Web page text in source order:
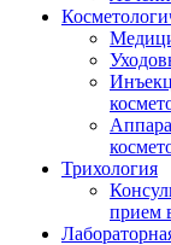
Трихология
прием